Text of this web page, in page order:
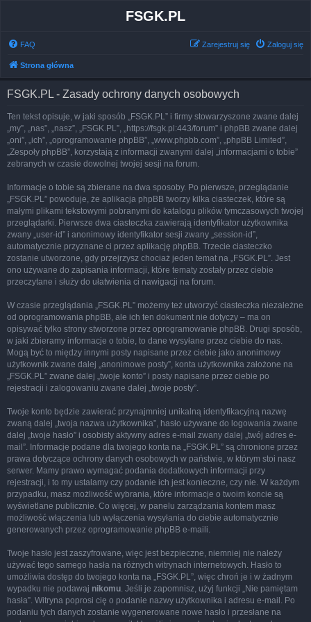
FSGK.PL
FAQ Zaloguj się
Zarejestruj się
Strona główna
FSGK.PL - Zasady ochrony danych osobowych
Ten tekst opisuje, w jaki sposób „FSGK.PL” i firmy stowarzyszone zwane dalej
„my”, „nas”, „nasz”, „FSGK.PL”, „https://fsgk.pl:443/forum” i phpBB zwane dalej
„oni”, „ich”, „oprogramowanie phpBB”, „www.phpbb.com”, „phpBB Limited”,
„Zespoły phpBB”, korzystają z informacji zwanymi dalej „informacjami o tobie”
zebranych w czasie dowolnej twojej sesji na forum.
Informacje o tobie są zbierane na dwa sposoby. Po pierwsze, przeglądanie
„FSGK.PL” powoduje, że aplikacja phpBB tworzy kilka ciasteczek, które są
małymi plikami tekstowymi pobranymi do katalogu plików tymczasowych twojej
przeglądarki. Pierwsze dwa ciasteczka zawierają identyfikator użytkownika
zwany „user-id” i anonimowy identyfikator sesji zwany „session-id”,
automatycznie przyznane ci przez aplikację phpBB. Trzecie ciasteczko
zostanie utworzone, gdy przejrzysz chociaż jeden temat na „FSGK.PL”. Jest
ono używane do zapisania informacji, które tematy zostały przez ciebie
przeczytane i służy do ułatwienia ci nawigacji na forum.
W czasie przeglądania „FSGK.PL” możemy też utworzyć ciasteczka niezależne
od oprogramowania phpBB, ale ich ten dokument nie dotyczy – ma on
opisywać tylko strony stworzone przez oprogramowanie phpBB. Drugi sposób,
w jaki zbieramy informacje o tobie, to dane wysyłane przez ciebie do nas.
Mogą być to między innymi posty napisane przez ciebie jako anonimowy
użytkownik zwane dalej „anonimowe posty”, konta użytkownika założone na
„FSGK.PL” zwane dalej „twoje konto” i posty napisane przez ciebie po
rejestracji i zalogowaniu zwane dalej „twoje posty”.
Twoje konto będzie zawierać przynajmniej unikalną identyfikacyjną nazwę
zwaną dalej „twoja nazwa użytkownika”, hasło używane do logowania zwane
dalej „twoje hasło” i osobisty aktywny adres e-mail zwany dalej „twój adres e-
mail”. Informacje podane dla twojego konta na „FSGK.PL” są chronione przez
prawa dotyczące ochrony danych osobowych w państwie, w którym stoi nasz
serwer. Mamy prawo wymagać podania dodatkowych informacji przy
rejestracji, i to my ustalamy czy podanie ich jest konieczne, czy nie. W każdym
przypadku, masz możliwość wybrania, które informacje o twoim koncie są
wyświetlane publicznie. Co więcej, w panelu zarządzania kontem masz
możliwość włączenia lub wyłączenia wysyłania do ciebie automatycznie
generowanych przez oprogramowanie phpBB e-maili.
Twoje hasło jest zaszyfrowane, więc jest bezpieczne, niemniej nie należy
używać tego samego hasła na różnych witrynach internetowych. Hasło to
umożliwia dostęp do twojego konta na „FSGK.PL”, więc chroń je i w żadnym
wypadku nie podawaj nikomu. Jeśli je zapomnisz, użyj funkcji „Nie pamiętam
hasła”. Witryna poprosi cię o podanie nazwy użytkownika i adresu e-mail. Po
podaniu tych danych zostanie wygenerowane nowe hasło i przesłane na